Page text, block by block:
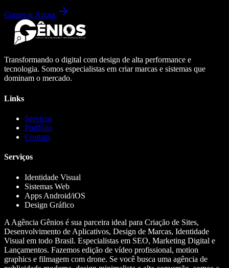
Começar Agora
Transformando o digital com design de alta performance e
tecnologia. Somos especialistas em criar marcas e sistemas que
dominam o mercado.
Links
Serviços
Portfólio
Contato
Serviços
Identidade Visual
Sistemas Web
Apps Android/iOS
Design Gráfico
A Agência Gênios é sua parceira ideal para Criação de Sites,
Desenvolvimento de Aplicativos, Design de Marcas, Identidade
Visual em todo Brasil. Especialistas em SEO, Marketing Digital e
Lançamentos. Fazemos edição de vídeo profissional, motion
graphics e filmagem com drone. Se você busca uma agência de